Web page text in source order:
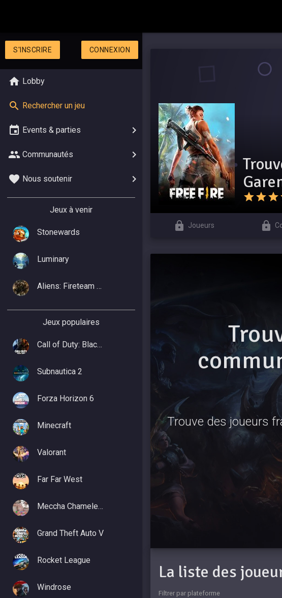
S'INSCRIRE CONNEXION
Lobby
Rechercher un jeu
Events & parties
Communautés
Nous soutenir
Jeux à venir
Stonewards
Luminary
Aliens: Fireteam Elite 2
Jeux populaires
Call of Duty: Black Ops 7
Subnautica 2
Forza Horizon 6
Minecraft
Valorant
Far Far West
Meccha Chameleon
Grand Theft Auto V
Rocket League
Windrose
Joueurs
Trouve des joueurs
La liste des
Filtrer par plateforme